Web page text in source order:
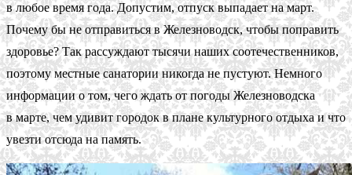
в любое время года. Допустим, отпуск выпадает на март.
Почему бы не отправиться в Железноводск, чтобы поправить
здоровье? Так рассуждают тысячи наших соотечественников,
поэтому местные санатории никогда не пустуют. Немного
информации о том, чего ждать от погоды Железноводска
в марте, чем удивит городок в плане культурного отдыха и что
увезти отсюда на память.